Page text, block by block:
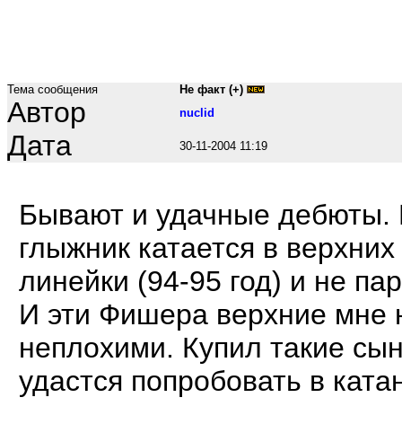
Тема сообщения Не факт (+)
Автор nuclid
Дата 30-11-2004 11:19
Бывают и удачные
глыжник катается в
линейки (94-95 год) и не
И эти Фишера верхние мне
неплохими. Купил такие
удастся попробовать в